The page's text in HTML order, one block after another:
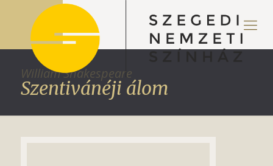
William Shakespeare
Szentivánéji álom